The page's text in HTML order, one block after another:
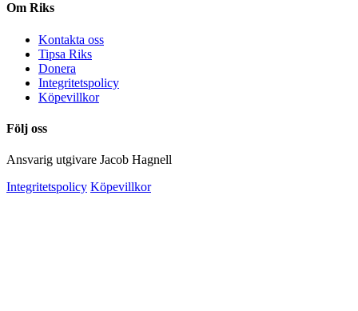
Om Riks
Kontakta oss
Tipsa Riks
Donera
Integritetspolicy
Köpevillkor
Följ oss
Ansvarig utgivare Jacob Hagnell
Integritetspolicy Köpevillkor